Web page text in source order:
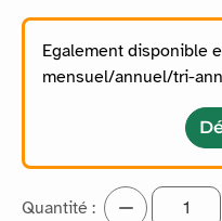
Egalement disponible
mensuel/annuel/tri-
Quantité :